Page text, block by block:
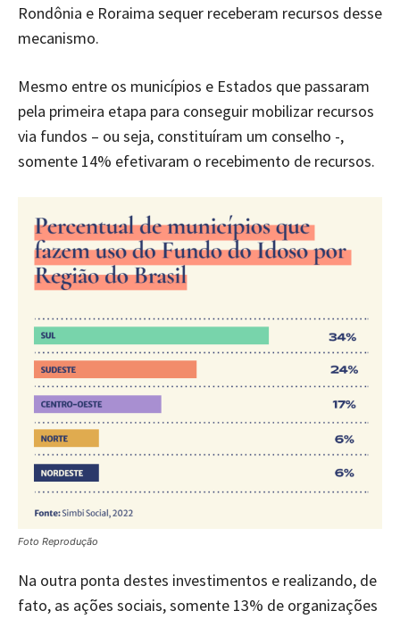
Rondônia e Roraima sequer receberam recursos desse
mecanismo.
Mesmo entre os municípios e Estados que passaram
pela primeira etapa para conseguir mobilizar recursos
via fundos – ou seja, constituíram um conselho -,
somente 14% efetivaram o recebimento de recursos.
Foto Reprodução
Na outra ponta destes investimentos e realizando, de
fato, as ações sociais, somente 13% de organizações